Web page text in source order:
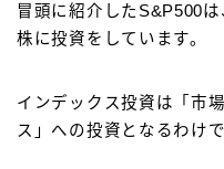
冒頭に紹介したS&P500
株に投資をしています。
インデックス投資は「市
ス」への投資となるわけで